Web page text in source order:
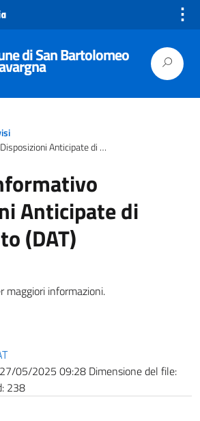
⋮
di San Bartolomeo
Anticipate di Trattamento (DAT)
Anticipate di
(DAT)
maggiori informazioni.
27/05/2025 09:28 Dimensione del file:
238